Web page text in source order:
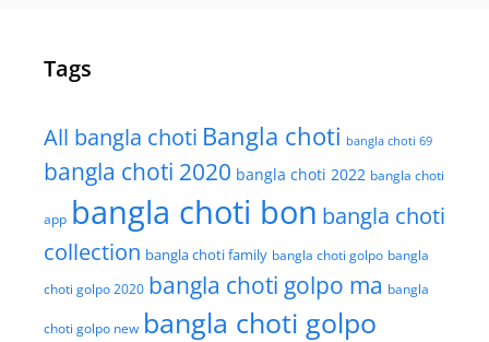
Tags
All bangla choti Bangla choti bangla choti 69
bangla choti 2020 bangla choti 2022 bangla choti
app bangla choti bon bangla choti
collection bangla choti family bangla choti golpo bangla
choti golpo 2020 bangla choti golpo ma bangla
choti golpo new bangla choti golpo